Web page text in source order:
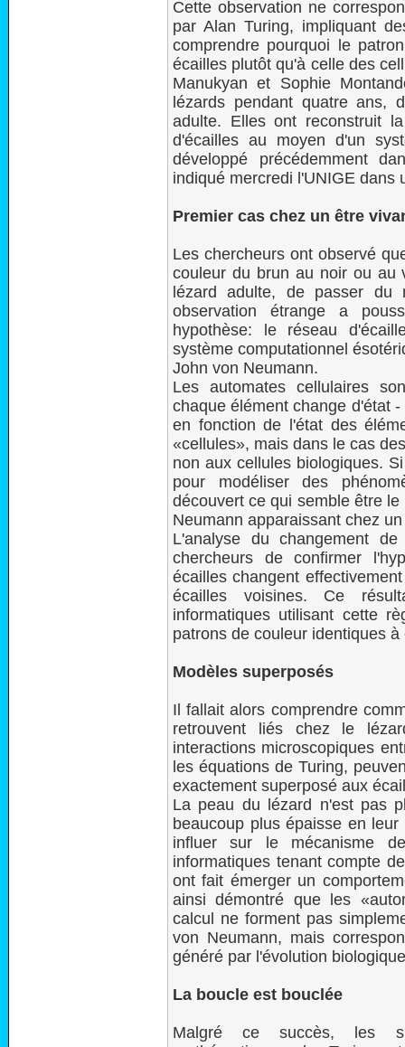
Cette observation ne
par Alan Turing, impliquant
comprendre pourquoi le
écailles plutôt qu'à celle des
Manukyan et Sophie
lézards pendant quatre ans,
adulte. Elles ont reconstruit
d'écailles au moyen d'un
développé précédemment
indiqué mercredi l'UNIGE dans
Premier cas chez un être
Les chercheurs ont observé
couleur du brun au noir ou au
lézard adulte, de passer
observation étrange a
hypothèse: le réseau
système computationnel
John von Neumann.
Les automates cellulaires
chaque élément change d'état
en fonction de l'état des
«cellules», mais dans le cas
non aux cellules biologiques.
pour modéliser des
découvert ce qui semble être
Neumann apparaissant chez
L'analyse du changement
chercheurs de confirmer
écailles changent
écailles voisines. Ce
informatiques utilisant cette
patrons de couleur identiques
Modèles superposés
Il fallait alors comprendre
retrouvent liés chez le
interactions microscopiques
les équations de Turing,
exactement superposé aux
La peau du lézard n'est pas
beaucoup plus épaisse en
influer sur le mécanisme
informatiques tenant compte
ont fait émerger un
ainsi démontré que les
calcul ne forment pas
von Neumann, mais
généré par l'évolution
La boucle est bouclée
Malgré ce succès, les